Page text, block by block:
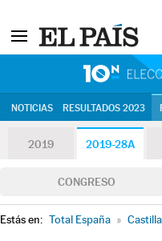
NOTICIAS RESULTADOS 2023
2019 2019-28A
CONGRESO
Estás en: Total España »